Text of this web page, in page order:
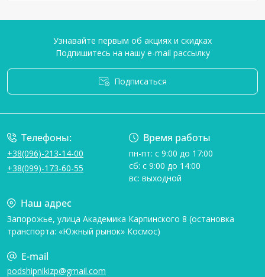
Узнавайте первым об акциях и скидках
Подпишитесь на нашу e-mail рассылку
Подписаться
Телефоны:
+38(096)-213-14-00
+38(099)-173-60-55
Время работы
пн-пт: с 9:00 до 17:00
сб: с 9:00 до 14:00
вс: выходной
Наш адрес
Запорожье, улица Академика Карпинского 8 (остановка
транспорта: «Южный рынок» Космос)
E-mail
podshipnikizp@gmail.com